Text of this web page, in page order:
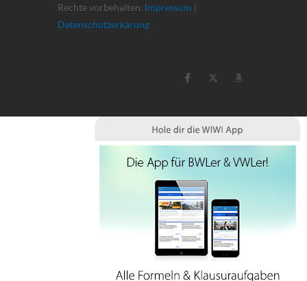
Rechte vorbehalten. Impressum |
Datenschutzerkärung